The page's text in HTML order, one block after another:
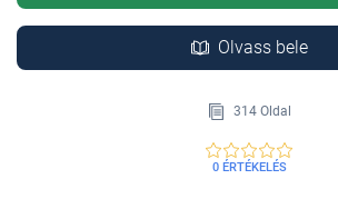
Olvass bele
314 Oldal
0 ÉRTÉKELÉS